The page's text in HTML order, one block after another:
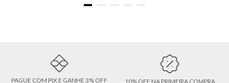
PAGUE COM PIX E GANHE 3% OFF
10% OFF NA PRIMEIRA COMPRA